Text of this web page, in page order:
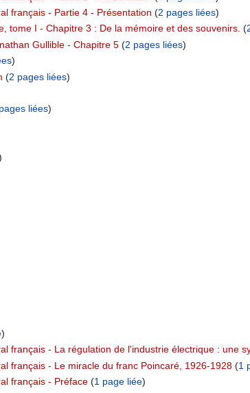
français - Partie 4 - Présentation ‏‎ (2 pages liées)
tome I - Chapitre 3 : De la mémoire et des souvenirs. ‏‎ (
Gullible - Chapitre 5‏‎ (2 pages liées)
)
‏‎ (2 pages liées)
liées)
)
français - La régulation de l'industrie électrique : une
français - Le miracle du franc Poincaré, 1926-1928‏‎ (1
français - Préface‏‎ (1 page liée)